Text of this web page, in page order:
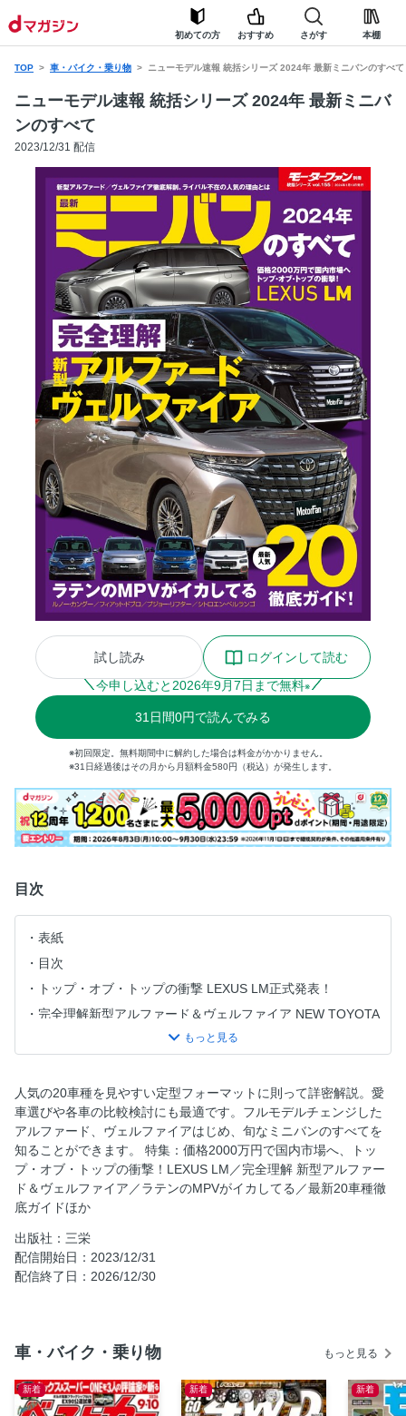
初めての方 おすすめ さがす 本棚
TOP 車・バイク・乗り物 ニューモデル速報 統括シリーズ 2024年 最新ミニバンのすべて
ニューモデル速報 統括シリーズ 2024年 最新ミニバ
ンのすべて
2023/12/31 配信
試し読み
ログインして読む
今申し込むと 2026年9月7日まで無料※
31 日間0円で読んでみる
※初回限定。無料期間中に解約した場合は料金がかかりません。
※31日経過後はその月から月額料金580円（税込）が発生します。
目次
表紙
目次
トップ・オブ・トップの衝撃 LEXUS LM正式発表！
完全理解新型アルファード＆ヴェルファイア NEW TOYOTA
ALPHARD ＆ VELLFIRE
インポート個性派ミニバン大集合 ラテンのミニバンで毎日
「最新ミニバンのすべて」の読み方
LLクラス＆Lクラス
トヨタ・アルファード
トヨタ・ヴェルファイア
日産エルグランド
トヨタ・グランエース
メルセデス・ベンツ Vクラス
帰ってきたホンダ・オデッセイ
ホンダ・ステップワゴン
トヨタ・ノア
トヨタ・ヴォクシー
人気の20車種を見やすい定型フォーマットに則って詳密解説。愛
車選びや各車の比較検討にも最適です。フルモデルチェンジした
アルファード、ヴェルファイアはじめ、旬なミニバンのすべてを
知ることができます。 特集：価格2000万円で国内市場へ、トッ
プ・オブ・トップの衝撃！LEXUS LM／完全理解 新型アルファー
ド＆ヴェルファイア／ラテンのMPVがイカしてる／最新20車種徹
底ガイドほか
出版社：三栄
配信開始日：2023/12/31
配信終了日：2026/12/30
車・バイク・乗り物 もっと見る
新着 新着 新着